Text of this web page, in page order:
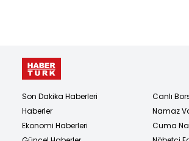
Son Dakika Haberleri
Haberler
Ekonomi Haberleri
Canlı
Namaz
Cuma